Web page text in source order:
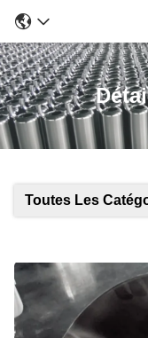
Toutes Les